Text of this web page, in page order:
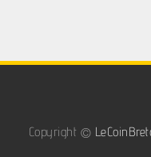
Copyright ©